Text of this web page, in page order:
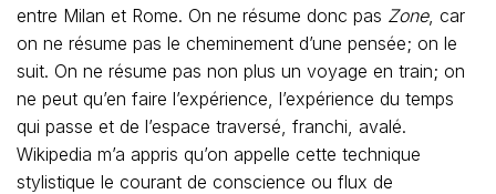
entre Milan et Rome. On ne résume donc pas Zone, car
on ne résume pas le cheminement d’une pensée; on le
suit. On ne résume pas non plus un voyage en train; on
ne peut qu’en faire l’expérience, l’expérience du temps
qui passe et de l’espace traversé, franchi, avalé.
Wikipedia m’a appris qu’on appelle cette technique
stylistique le courant de conscience ou flux de